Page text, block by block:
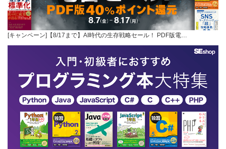
[キャンペーン]【8/17まで】AI時代の生存戦略セール！ PDF版電…